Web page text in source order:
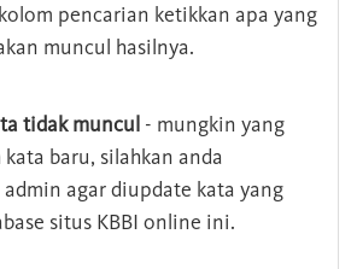
pencarian ketikkan apa yang
muncul hasilnya.
tidak muncul - mungkin yang
baru, silahkan anda
agar diupdate kata yang
situs KBBI online ini.